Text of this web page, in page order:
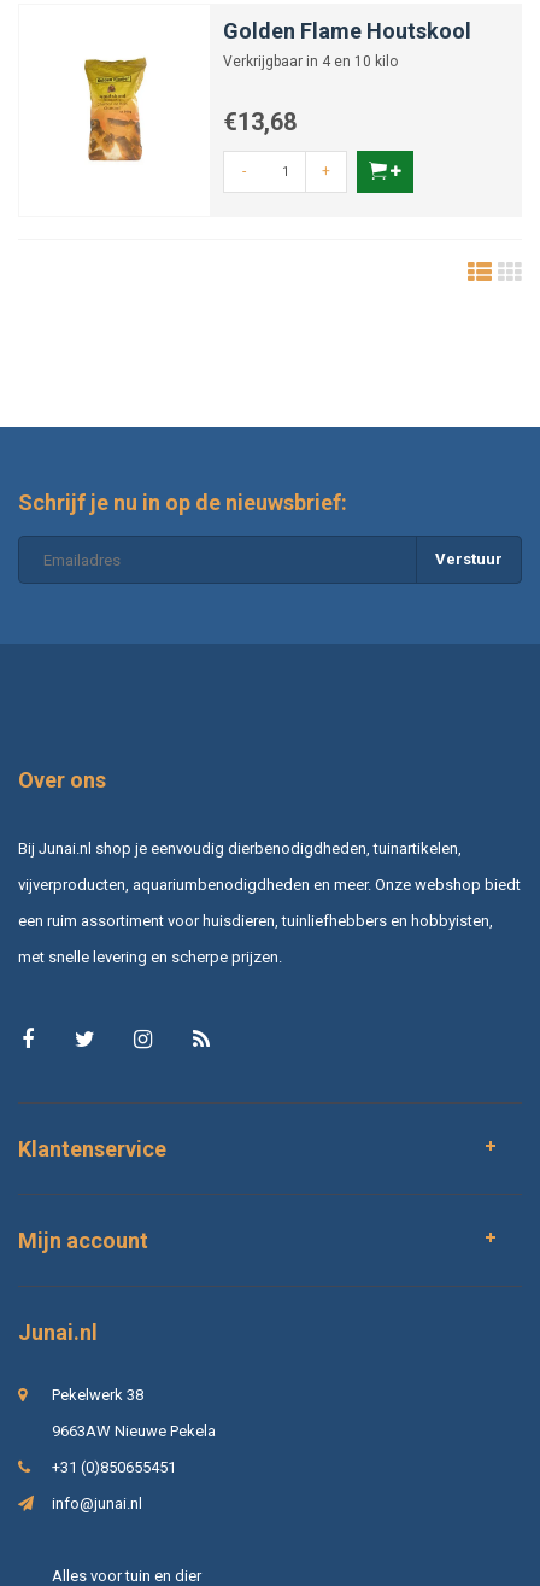
Golden Flame Houtskool
Verkrijgbaar in 4 en 10 kilo
€13,68
- +
Schrijf je nu in op de nieuwsbrief:
Verstuur
Over ons
Bij Junai.nl shop je eenvoudig dierbenodigdheden, tuinartikelen,
vijverproducten, aquariumbenodigdheden en meer. Onze webshop biedt
een ruim assortiment voor huisdieren, tuinliefhebbers en hobbyisten,
met snelle levering en scherpe prijzen.
Klantenservice
Mijn account
Junai.nl
Pekelwerk 38
9663AW Nieuwe Pekela
+31 (0)850655451
info@junai.nl
Alles voor tuin en dier